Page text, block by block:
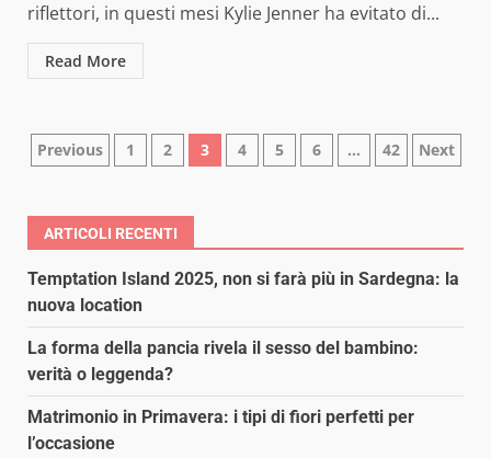
riflettori, in questi mesi Kylie Jenner ha evitato di...
Read More
Paginazione
articoli
Previous 1 2 3 4 5 6 … 42 Next
ARTICOLI RECENTI
Temptation Island 2025, non si farà più in Sardegna: la
nuova location
La forma della pancia rivela il sesso del bambino:
verità o leggenda?
Matrimonio in Primavera: i tipi di fiori perfetti per
l’occasione